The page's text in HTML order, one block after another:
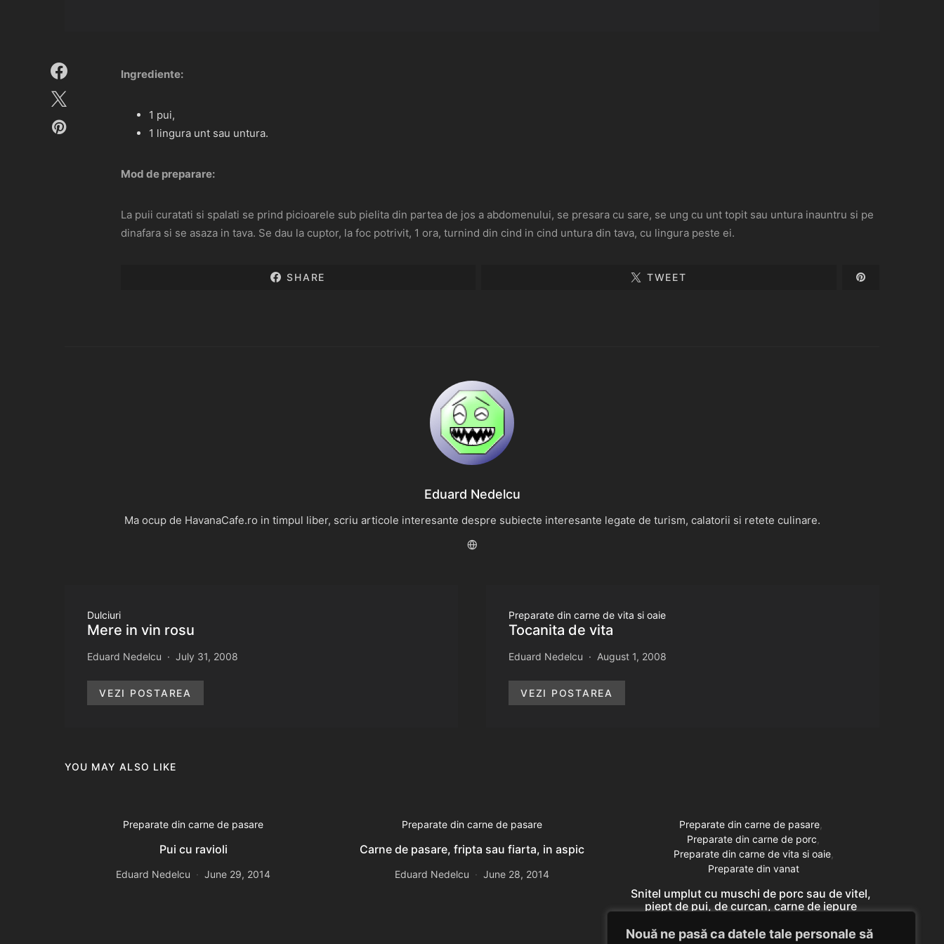
Nouă ne pasă ca datele tale personale să
Ingrediente:
1 pui,
1 lingura unt sau untura.
Mod de preparare:
La puii curatati si spalati se prind picioarele sub pielita din partea de jos a abdomenului, se presara cu sare, se ung cu unt topit sau untura inauntru si pe
dinafara si se asaza in tava. Se dau la cuptor, la foc potrivit, 1 ora, turnind din cind in cind untura din tava, cu lingura peste ei.
SHARE TWEET
Eduard Nedelcu
Ma ocup de HavanaCafe.ro in timpul liber, scriu articole interesante despre subiecte interesante legate de turism, calatorii si retete culinare.
Dulciuri
Mere in vin rosu
Eduard Nedelcu July 31, 2008
VEZI POSTAREA
Preparate din carne de vita si oaie
Tocanita de vita
Eduard Nedelcu August 1, 2008
VEZI POSTAREA
YOU MAY ALSO LIKE
Preparate din carne de pasare
Pui cu ravioli
Eduard Nedelcu June 29, 2014
Preparate din carne de pasare
Carne de pasare, fripta sau fiarta, in aspic
Eduard Nedelcu June 28, 2014
Preparate din carne de pasare
Preparate din carne de porc
Preparate din carne de vita si oaie
Preparate din vanat
Snitel umplut cu muschi de porc sau de vitel,
piept de pui, de curcan, carne de iepure